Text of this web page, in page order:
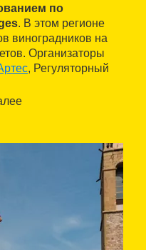
по
. В этом регионе
виноградников на
Организаторы
, Регуляторный
и Ассоциация
обращайтесь в